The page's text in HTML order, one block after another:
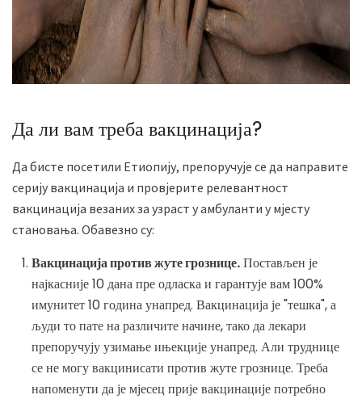
Да ли вам треба вакцинација?
Да бисте посетили Етиопију, препоручује се да направите
серију вакцинација и провјерите релевантност
вакцинација везаних за узраст у амбуланти у мјесту
становања. Обавезно су:
Вакцинација против жуте грознице.Постављен је
најкасније 10 дана пре одласка и гарантује вам 100%
имунитет 10 година унапред. Вакцинација је "тешка", а
људи то пате на различите начине, тако да лекари
препоручују узимање ињекције унапред. Али труднице
се не могу вакцинисати против жуте грознице. Треба
напоменути да је мјесец прије вакцинације потребно